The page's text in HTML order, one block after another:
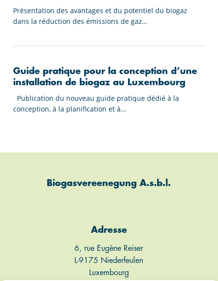
Luxembourg
Case
CCUS
and
Circular
Agriculture
Présentation des avantages et du potentiel du biogaz
dans la réduction des émissions de gaz…
pratique
pour
conception
Guide pratique pour la conception d’une
installation de biogaz au Luxembourg
Publication du nouveau guide pratique dédié à la
conception, à la planification et à…
Biogasvereenegung A.s.b.l.
Adresse
6, rue Eugène Reiser
L-9175 Niederfeulen
Luxembourg